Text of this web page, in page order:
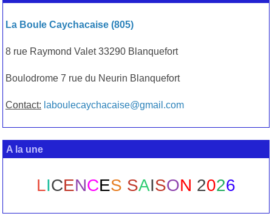
La Boule Caychacaise (805)
8 rue Raymond Valet 33290 Blanquefort
Boulodrome 7 rue du Neurin Blanquefort
Contact: laboulecaychacaise@gmail.com
A la une
LICENCES SAISON 2026